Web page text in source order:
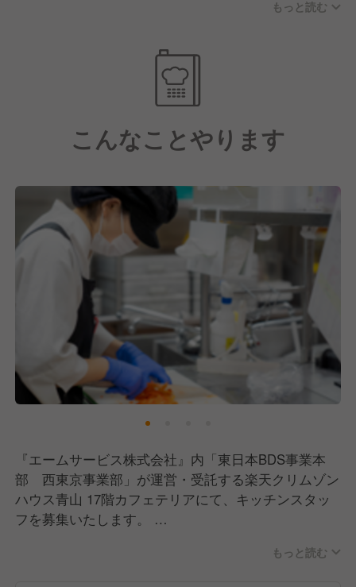
お休みに関しては年間休日122日(月8〜11日休み)、実
働8時間/日の実施をおこない、残業代も別途支給とな
さらに子育て支援や各種手当も充実している点や、産
業医・保健師を中心に健康支援を徹底し、一人ひとり
が健康でいられるように様々な取り組みをおこなって
ょう。
【しっかりとスキルアップ・キャリアアップもできま
そして私たちは日本最大級の給食・ホスピタリティサ
ービス企業として在り続けています。
これには今働いてくれている社員一人ひとりの成長が
あってこそだと考えており、だからこそスキルアッ
プ・キャリアアップの環境づくりに力を入れていま
す。
企業内学校「わたしアカデミー」では、オンラインと
対面を組み合わせた充実の研修制度を用意していま
す。
メニュープランや基礎栄養はもちろん、様々なジャン
ルの学びを提供しており、資格取得支援制度も充実。
特に管理栄養士取得支援プログラムは多くの社員に活
もっと読む
こんなことやります
『エームサービス株式会社』内「東日本BDS事業本
部 西東京事業部」が運営・受託する楽天クリムゾン
ハウス青山 17階カフェテリアにて、キッチンスタッ
フを募集いたします。
今回は経験者採用として、調理師資格をお持ちの方を
もっと読む